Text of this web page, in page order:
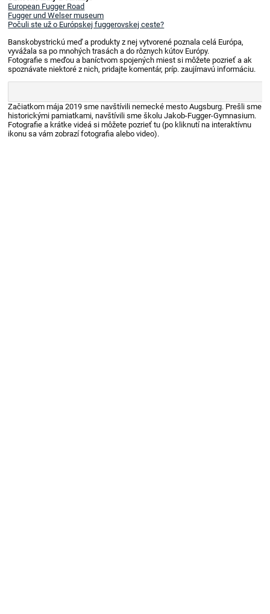
European Fugger Road
Fugger und Welser museum
Počuli ste už o Európskej fuggerovskej ceste?
Banskobystrickú meď a produkty z nej vytvorené poznala celá Európa,
vyvážala sa po mnohých trasách a do rôznych kútov Európy.
Fotografie s meďou a baníctvom spojených miest si môžete pozrieť a ak
spoznávate niektoré z nich, pridajte komentár, príp. zaujímavú informáciu.
Začiatkom mája 2019 sme navštívili nemecké mesto Augsburg. Prešli sme
historickými pamiatkami, navštívili sme školu Jakob-Fugger-Gymnasium.
Fotografie a krátke videá si môžete pozrieť tu (po kliknutí na interaktívnu
ikonu sa vám zobrazí fotografia alebo video).